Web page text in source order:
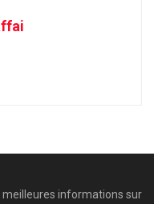
meilleures informations sur